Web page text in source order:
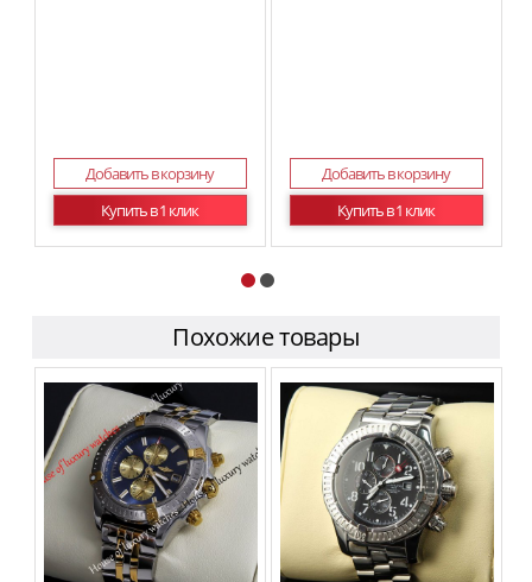
Добавить в корзину
Купить в 1 клик
Добавить в корзину
Купить в 1 клик
Похожие товары